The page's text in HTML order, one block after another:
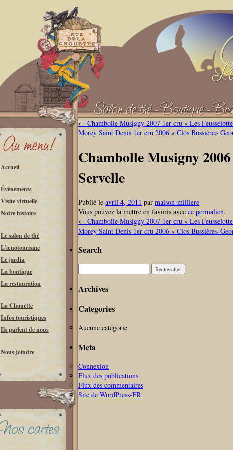
Accueil
Évènements
Visite virtuelle
Notre histoire
Le salon de thé
L’œnotourisme
Le jardin
La boutique
La restauration
La Chouette
Infos touristiques
Ils parlent de nous
Nous joindre
← Chambolle Musigny 2007 1er cru « Les
Morey Saint Denis 1er cru 2006 « Clos Bussière»
Chambolle Musigny
Servelle
Publié le avril 4, 2011 par maison-milliere
Vous pouvez la mettre en favoris avec ce permalien.
← Chambolle Musigny 2007 1er cru « Les
Morey Saint Denis 1er cru 2006 « Clos Bussière»
Search
Archives
Categories
Aucune catégorie
Meta
Connexion
Flux des publications
Flux des commentaires
Site de WordPress-FR